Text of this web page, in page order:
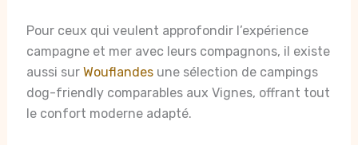
Pour ceux qui veulent approfondir l’expérience
campagne et mer avec leurs compagnons, il existe
aussi sur Wouflandesune sélection de campings
dog-friendly comparables aux Vignes, offrant tout
le confort moderne adapté.